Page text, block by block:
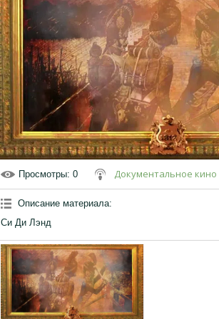
Просмотры: 0 Документальное кино
Описание материала:
Си Ди Лэнд